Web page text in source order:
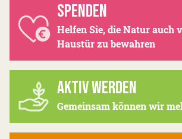
SPENDEN
Helfen Sie, die Natur auch
Haustür zu bewahren
AKTIV WERDEN
Gemeinsam können wir